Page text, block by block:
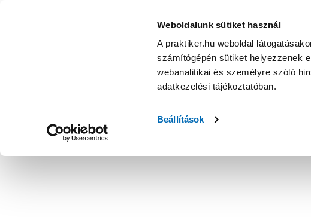
Weboldalunk sütiket használ
A praktiker.hu weboldal
számítógépén sütiket helyezzenek
webanalitikai és személyre szóló
adatkezelési tájékoztatóban.
Beállítások